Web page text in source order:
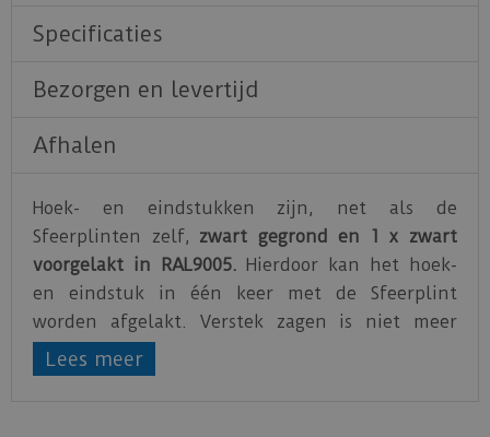
Specificaties
Bezorgen en levertijd
Afhalen
Hoek- en eindstukken zijn, net als de
Sfeerplinten zelf, zwart gegrond en 1 x zwart
voorgelakt in RAL9005. Hierdoor kan het hoek-
en eindstuk in één keer met de Sfeerplint
worden afgelakt. Verstek zagen is niet meer
noodzakelijk, hoek- en eindstukken versnellen
de installatie.
Lees meer